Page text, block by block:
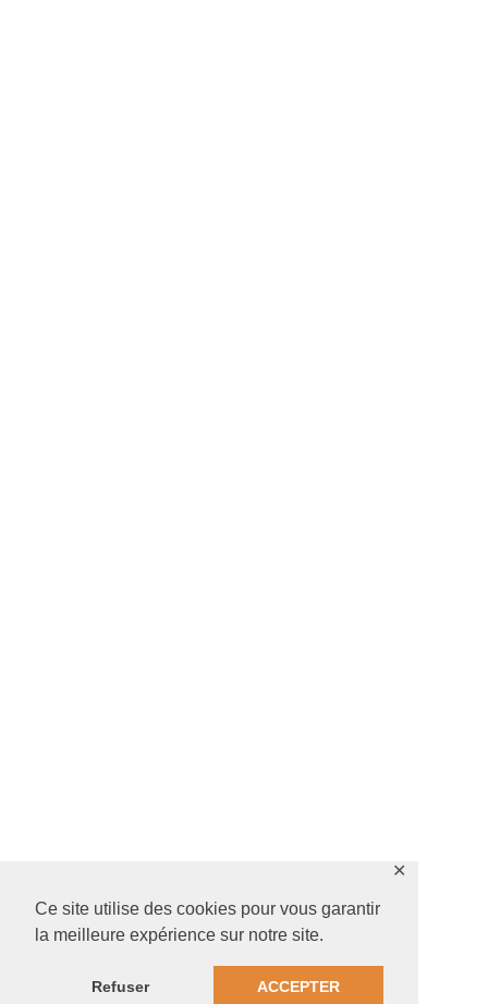
Ce site utilise des cookies pour vous garantir
la meilleure expérience sur notre site.
Refuser ACCEPTER
✕